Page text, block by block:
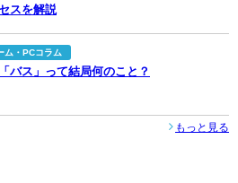
スを解説
ム・PCコラム
バス」って結局何のこと？
もっと見る